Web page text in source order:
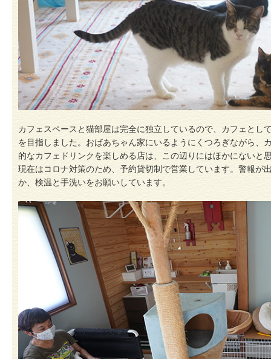
カフェスペースと猫部屋は完全に独立しているので、カフェとし
を目指しました。おばあちゃん家にいるようにくつろぎながら、
的なカフェドリンクを楽しめる店は、この辺りにはほかにないと
現在はコロナ対策のため、予約貸切制で営業しています。警報が
か、検温と手洗いをお願いしています。